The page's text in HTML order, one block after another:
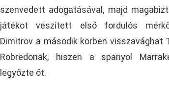
szenvedett adogatásával, majd
játékot veszített első fordulós
Dimitrov a második körben visszavághat
Robredonak, hiszen a spanyol
legyőzte őt.